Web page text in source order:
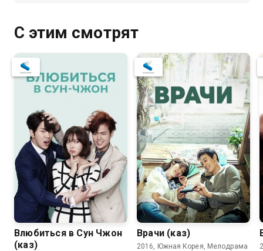
С этим смотрят
Влюбиться в Сун Чжон
(каз)
Врачи (каз)
2016, Южная Корея, Мелодрама